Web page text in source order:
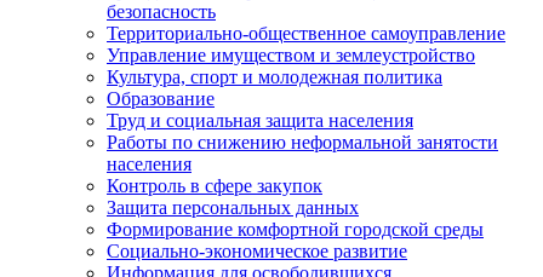
безопасность
Территориально-общественное самоуправление
Управление имуществом и землеустройство
Культура, спорт и молодежная политика
Образование
Труд и социальная защита населения
Работы по снижению неформальной занятости
населения
Контроль в сфере закупок
Защита персональных данных
Формирование комфортной городской среды
Социально-экономическое развитие